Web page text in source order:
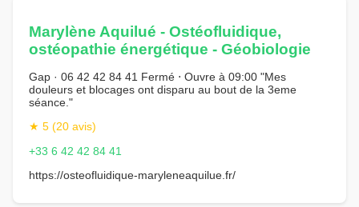
Marylène Aquilué - Ostéofluidique,
ostéopathie énergétique - Géobiologie
Gap · 06 42 42 84 41 Fermé ⋅ Ouvre à 09:00 "Mes
douleurs et blocages ont disparu au bout de la 3eme
séance."
★ 5 (20 avis)
+33 6 42 42 84 41
https://osteofluidique-maryleneaquilue.fr/